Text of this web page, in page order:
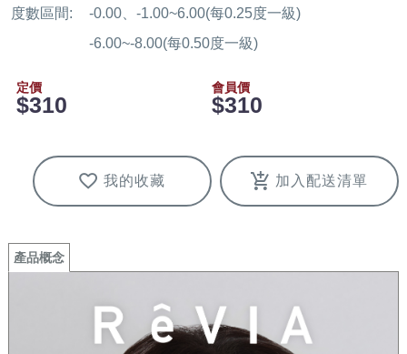
度數區間:
-0.00、-1.00~6.00(每0.25度一級)
-6.00~-8.00(每0.50度一級)
定價
$310
會員價
$310
我的收藏 加入配送清單
產品概念